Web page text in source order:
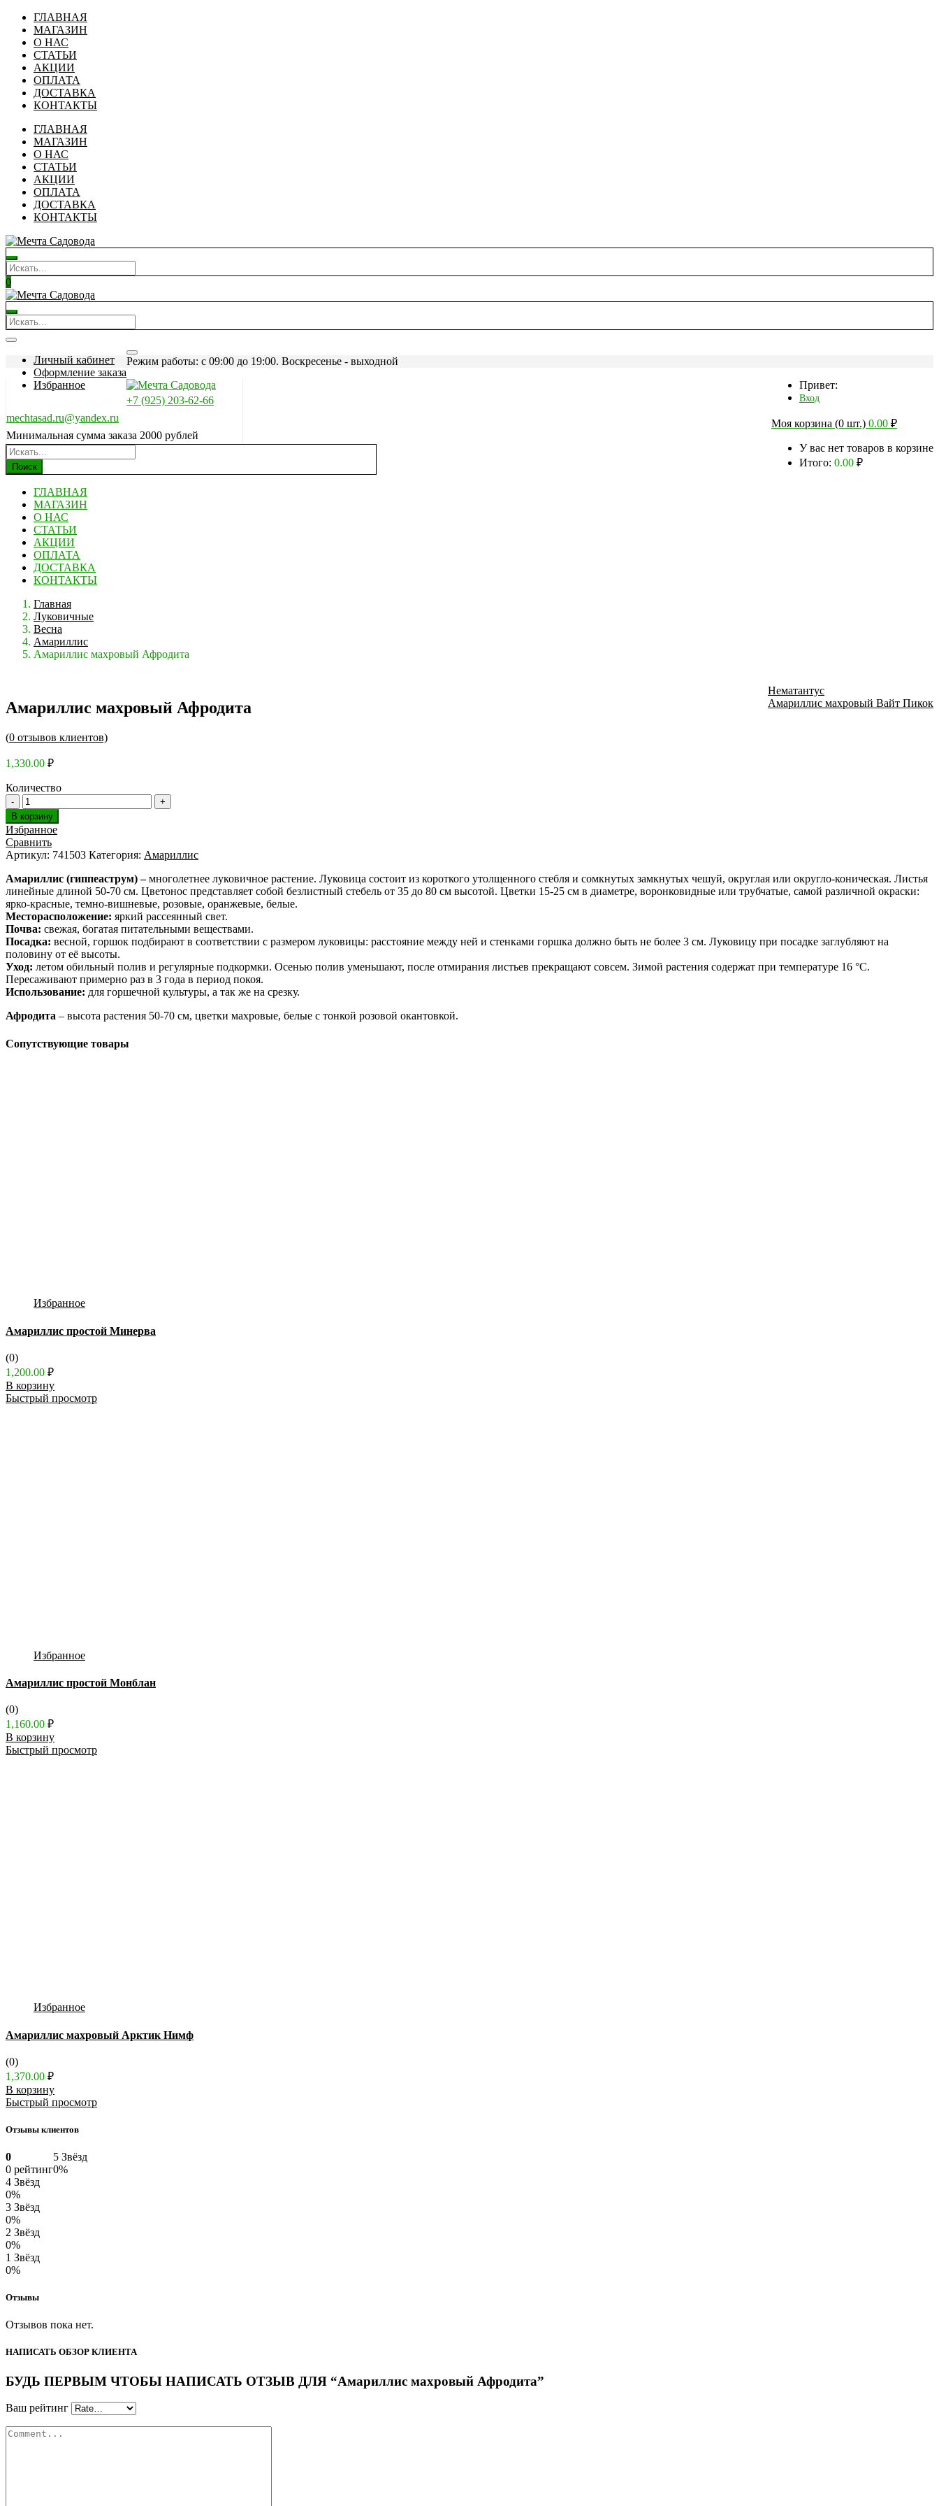
ГЛАВНАЯ
МАГАЗИН
О НАС
СТАТЬИ
АКЦИИ
ОПЛАТА
ДОСТАВКА
КОНТАКТЫ
ГЛАВНАЯ
МАГАЗИН
О НАС
СТАТЬИ
АКЦИИ
ОПЛАТА
ДОСТАВКА
КОНТАКТЫ
0
Личный кабинет
Оформление заказа
Избранное
Режим работы: c 09:00 до 19:00. Воскресенье - выходной
Привет:
Вход
Моя корзина (0 шт.) 0.00 ₽
У вас нет товаров в корзине
Итого: 0.00 ₽
+7 (925) 203-62-66
mechtasad.ru@yandex.ru
Минимальная сумма заказа 2000 рублей
Поиск
ГЛАВНАЯ
МАГАЗИН
О НАС
СТАТЬИ
АКЦИИ
ОПЛАТА
ДОСТАВКА
КОНТАКТЫ
Главная
Луковичные
Весна
Амариллис
Амариллис махровый Афродита
Нематантус
Амариллис махровый Вайт Пикок
Амариллис махровый Афродита
(0 отзывов клиентов)
1,330.00 ₽
Количество
В корзину
Избранное
Сравнить
Артикул: 741503 Категория: Амариллис
Амариллис (гиппеаструм) –многолетнее луковичное растение. Луковица состоит из короткого утолщенного стебля и сомкнутых замкнутых чешуй, округлая или округло-коническая. Листья
линейные длиной 50-70 см. Цветонос представляет собой безлистный стебель от 35 до 80 см высотой. Цветки 15-25 см в диаметре, воронковидные или трубчатые, самой различной окраски:
ярко-красные, темно-вишневые, розовые, оранжевые, белые.
Месторасположение: яркий рассеянный свет.
Почва: свежая, богатая питательными веществами.
Посадка: весной, горшок подбирают в соответствии с размером луковицы: расстояние между ней и стенками горшка должно быть не более 3 см. Луковицу при посадке заглубляют на
половину от её высоты.
Уход: летом обильный полив и регулярные подкормки. Осенью полив уменьшают, после отмирания листьев прекращают совсем. Зимой растения содержат при температуре 16 °С.
Пересаживают примерно раз в 3 года в период покоя.
Использование: для горшечной культуры, а так же на срезку.
Афродита – высота растения 50-70 см, цветки махровые, белые с тонкой розовой окантовкой.
Сопутствующие товары
Избранное
Амариллис простой Минерва
(0)
1,200.00 ₽
В корзину
Быстрый просмотр
Избранное
Амариллис простой Монблан
(0)
1,160.00 ₽
В корзину
Быстрый просмотр
Избранное
Амариллис махровый Арктик Нимф
(0)
1,370.00 ₽
В корзину
Быстрый просмотр
Отзывы клиентов
0
0 рейтинг
5 Звёзд
0%
4 Звёзд
0%
3 Звёзд
0%
2 Звёзд
0%
1 Звёзд
0%
Отзывы
Отзывов пока нет.
НАПИСАТЬ ОБЗОР КЛИЕНТА
БУДЬ ПЕРВЫМ ЧТОБЫ НАПИСАТЬ ОТЗЫВ ДЛЯ “Амариллис махровый Афродита”
Ваш рейтинг